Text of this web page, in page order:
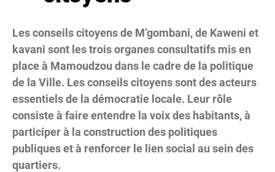
Les conseils citoyens de M’gombani, de Kaweni et
kavani sont les trois organes consultatifs mis en
place à Mamoudzou dans le cadre de la politique
de la Ville. Les conseils citoyens sont des acteurs
essentiels de la démocratie locale. Leur rôle
consiste à faire entendre la voix des habitants, à
participer à la construction des politiques
publiques et à renforcer le lien social au sein des
quartiers.